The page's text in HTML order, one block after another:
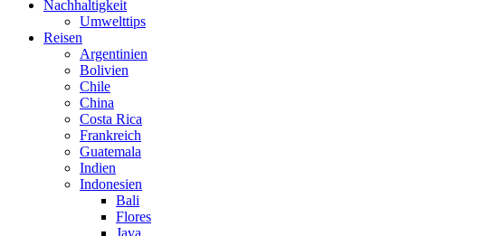
Nachhaltigkeit
Umwelttips
Reisen
Argentinien
Bolivien
Chile
China
Costa Rica
Frankreich
Guatemala
Indien
Indonesien
Bali
Flores